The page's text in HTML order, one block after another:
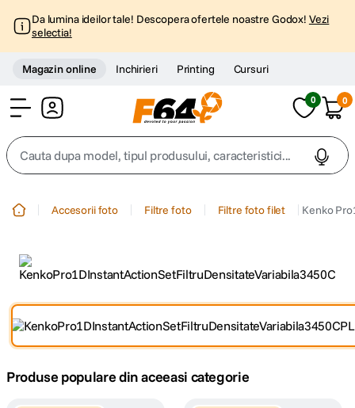
Da lumina ideilor tale! Descopera ofertele noastre Godox! Vezi
selectia!
Magazin online Inchirieri Printing Cursuri
0 0
Cauta dupa model, tipul produsului, caracteristici...
2. trepied
4. peak design
canon sx740 hs
Accesorii foto Filtre foto Filtre foto filet Kenko
Produse populare din aceeasi categorie